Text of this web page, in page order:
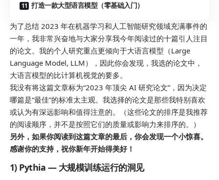
打造一款大型语言模型（零基础入门）
为了总结 2023 年在机器学习和人工智能研究领域充满事件的
一年，我非常兴奋地与大家分享我今年阅读过的十篇引人注目
的论文。我的个人研究重点更倾向于大语言模型（Large
Language Model, LLM），因此你会发现，我选的论文中，
大语言模型的比计算机视觉的要多。
我没有将这篇文章标为“2023 年顶尖 AI 研究论文”，因为决定
哪篇是“最佳”的标准太主观。我选择的论文是那些我特别喜欢
或认为有深远影响和值得注意的。（这些论文的排序是我推荐
的阅读顺序，并不是按照它们的质量或影响力来排序的。）
另外，如果你阅读到这篇文章的最后，你会发现一个小惊喜。
感谢你的支持，祝你新年开始得美好！
1) Pythia — 大规模训练运行的洞见